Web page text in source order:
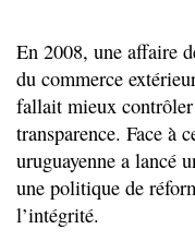
En 2008, une affaire
du commerce
fallait mieux
transparence. Face à
uruguayenne a lancé
une politique de
l’intégrité.